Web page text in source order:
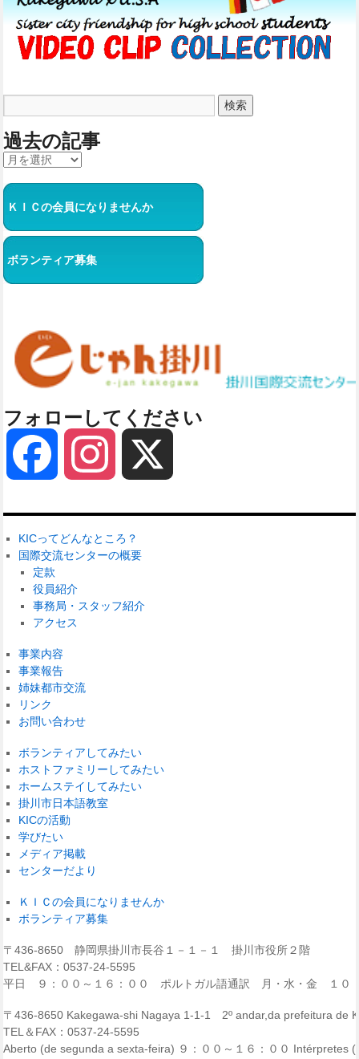
過去の記事
ＫＩＣの会員になりませんか
ボランティア募集
フォローしてください
Facebook Instagram
KICってどんなところ？
国際交流センターの概要
定款
役員紹介
事務局・スタッフ紹介
アクセス
事業内容
事業報告
姉妹都市交流
リンク
お問い合わせ
ボランティアしてみたい
ホストファミリーしてみたい
ホームステイしてみたい
掛川市日本語教室
KICの活動
学びたい
メディア掲載
センターだより
ＫＩＣの会員になりませんか
ボランティア募集
〒436-8650 静岡県掛川市長谷１－１－１ 掛川市役所２階
TEL&FAX：0537-24-5595
平日 ９：００～１６：００ ポルトガル語通訳 月・水・金 １０
〒436-8650 Kakegawa-shi Nagaya 1-1-1 2º andar,da prefeitura de
TEL＆FAX：0537-24-5595
Aberto (de segunda a sexta-feira) ９：００～１６：００